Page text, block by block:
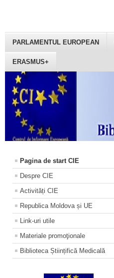
PARLAMENTUL EUROPEAN
ERASMUS+
Pagina de start CIE
Despre CIE
Activități CIE
Republica Moldova și UE
Link-uri utile
Materiale promoţionale
Biblioteca Științifică Medicală